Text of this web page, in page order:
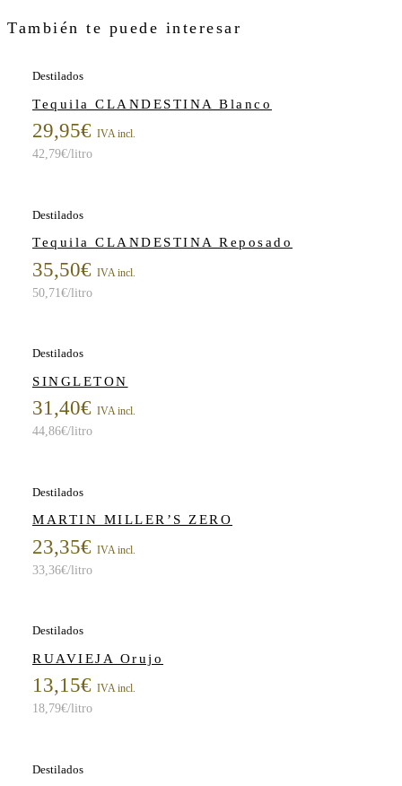
También te puede interesar
Destilados
Tequila CLANDESTINA Blanco
29,95€ IVA incl.
42,79€/litro
Destilados
Tequila CLANDESTINA Reposado
35,50€ IVA incl.
50,71 €/litro
Destilados
SINGLETON
31,40€ IVA incl.
44,86€/litro
Destilados
MARTIN MILLER’S ZERO
23,35€ IVA incl.
33,36€/litro
Destilados
RUAVIEJA Orujo
13,15€ IVA incl.
18,79€/litro
Destilados